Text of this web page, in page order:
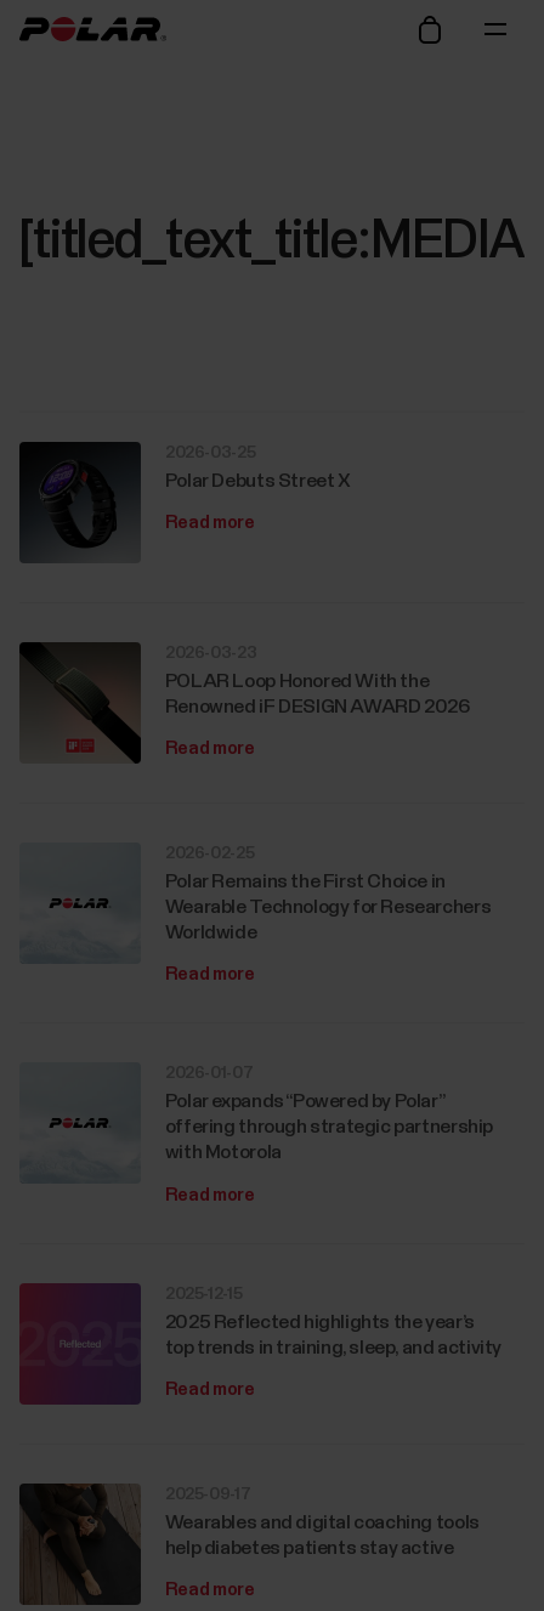
Polar Debuts Street X
Read more
POLAR Loop Honored With the
Renowned iF DESIGN AWARD 2026
Read more
Polar Remains the First Choice in
Wearable Technology for Researchers
Worldwide
Read more
Polar expands “Powered by Polar”
offering through strategic partnership
with Motorola
Read more
2025 Reflected highlights the year’s
top trends in training, sleep, and activity
Read more
Wearables and digital coaching tools
help diabetes patients stay active
Read more